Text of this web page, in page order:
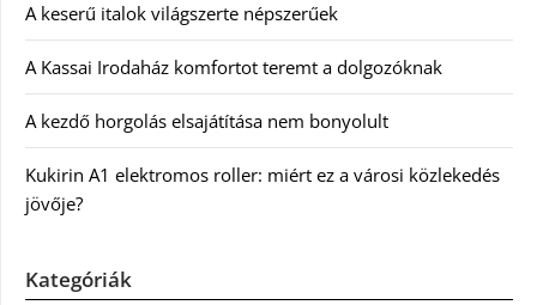
A keserű italok világszerte népszerűek
A Kassai Irodaház komfortot teremt a dolgozóknak
A kezdő horgolás elsajátítása nem bonyolult
Kukirin A1 elektromos roller: miért ez a városi közlekedés
jövője?
Kategóriák